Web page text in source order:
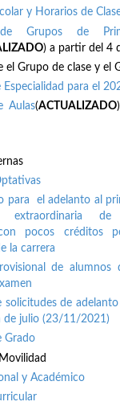
y Horarios de
de Grupos de
) a partir del 4
el Grupo de clase y el
Especialidad para el
Aulas(ACTUALIZADO
para el adelanto al
extraordinaria
pocos créditos
la carrera
de alumnos
solicitudes de
de julio (23/11/2021)
Grado
y Académico